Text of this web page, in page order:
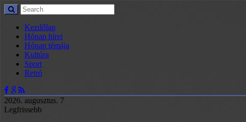
Kezdőlap
Hónap hírei
Hónap témája
Kultúra
Sport
Retró
2026. augusztus. 7
Legfrissebb